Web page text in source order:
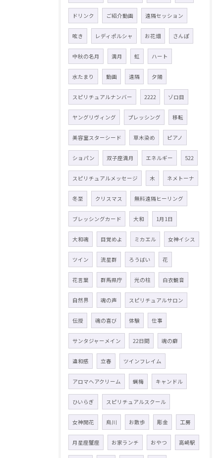
ドリンク ご紹介動画 遠隔セッション
呟き レディポルシャ お花畑 さんぽ
中秋の名月 満月 虹 ハート
水たまり 動画 遠隔 夕陽
スピリチュアルナンバー 2222 ゾロ目
ヤングリヴィング プレッシング 移転
美容室スターシード 草木染め ピアノ
ショパン 双子座満月 エネルギー 522
スピリチュアルメッセージ 木 ネメトーナ
冬至 クリスマス 無料遠隔ヒーリング
ブレッシングカード 大和 1月1日
大和魂 目覚めよ ミカエル 女神イシス
ツイン 流星群 ろうばい 花
花言葉 群馬県庁 光の柱 白衣観音
自然界 魂の声 スピリチュアルサロン
伝授 魂の喜び 体験 仕事
サンタジャーメイン 22日間 魂の癖
違和感 立春 ツインフレイム
アロマヘアクリーム 蝋梅 キャンドル
ひいらぎ スピリチュアルスクール
女神開花 烏川 お散歩 彫金 工房
月星座蟹座 お家ランチ おやつ 高崎駅